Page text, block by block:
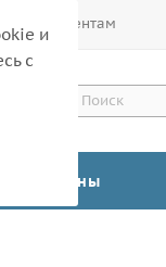
клиентам
Барабаны
и
с